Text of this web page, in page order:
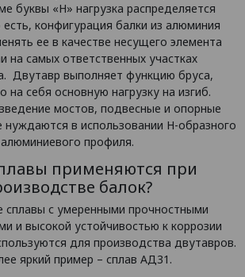
буквы «Н» нагрузка распределяется
конфигурация балки из алюминия
ее в качестве несущего элемента
на самых ответственных участках
Двутавр выполняет функцию бруса,
на себя основную нагрузку на изгиб.
мостов, подвесные и опорные
в использовании Н-образного
алюминиевого профиля.
применяются при
балок?
с умеренными прочностными
и высокой устойчивостью к коррозии
для производства двутавров.
яркий пример – сплав АД31.